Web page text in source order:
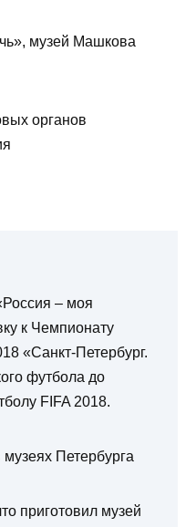
музей Машкова
органов
– моя
к Чемпионату
«Санкт-Петербург.
футбола до
FIFA 2018.
Петербурга
приготовил музей